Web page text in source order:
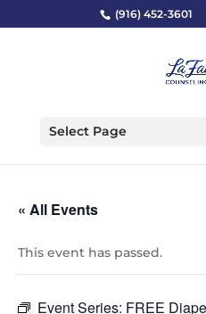
(916) 452-3601
Select Page
« All Events
This event has passed.
Event Series: FREE